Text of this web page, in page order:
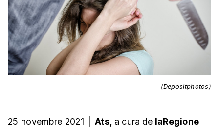
(Depositphotos)
25 novembre 2021 Ats, a cura de laRegione